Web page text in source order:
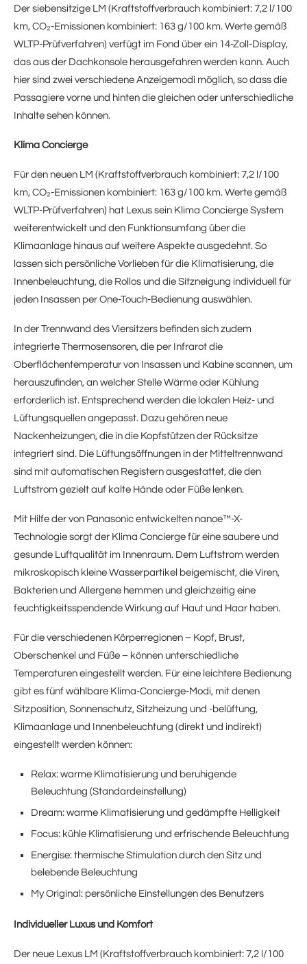
Der siebensitzige LM (Kraftstoffverbrauch kombiniert: 7,2 l/100
km, CO₂-Emissionen kombiniert: 163 g/100 km. Werte gemäß
WLTP-Prüfverfahren) verfügt im Fond über ein 14-Zoll-Display,
das aus der Dachkonsole herausgefahren werden kann. Auch
hier sind zwei verschiedene Anzeigemodi möglich, so dass die
Passagiere vorne und hinten die gleichen oder unterschiedliche
Inhalte sehen können.
Klima Concierge
Für den neuen LM (Kraftstoffverbrauch kombiniert: 7,2 l/100
km, CO₂-Emissionen kombiniert: 163 g/100 km. Werte gemäß
WLTP-Prüfverfahren) hat Lexus sein Klima Concierge System
weiterentwickelt und den Funktionsumfang über die
Klimaanlage hinaus auf weitere Aspekte ausgedehnt. So
lassen sich persönliche Vorlieben für die Klimatisierung, die
Innenbeleuchtung, die Rollos und die Sitzneigung individuell für
jeden Insassen per One-Touch-Bedienung auswählen.
In der Trennwand des Viersitzers befinden sich zudem
integrierte Thermosensoren, die per Infrarot die
Oberflächentemperatur von Insassen und Kabine scannen, um
herauszufinden, an welcher Stelle Wärme oder Kühlung
erforderlich ist. Entsprechend werden die lokalen Heiz- und
Lüftungsquellen angepasst. Dazu gehören neue
Nackenheizungen, die in die Kopfstützen der Rücksitze
integriert sind. Die Lüftungsöffnungen in der Mitteltrennwand
sind mit automatischen Registern ausgestattet, die den
Luftstrom gezielt auf kalte Hände oder Füße lenken.
Mit Hilfe der von Panasonic entwickelten nanoe™-X-
Technologie sorgt der Klima Concierge für eine saubere und
gesunde Luftqualität im Innenraum. Dem Luftstrom werden
mikroskopisch kleine Wasserpartikel beigemischt, die Viren,
Bakterien und Allergene hemmen und gleichzeitig eine
feuchtigkeitsspendende Wirkung auf Haut und Haar haben.
Für die verschiedenen Körperregionen – Kopf, Brust,
Oberschenkel und Füße – können unterschiedliche
Temperaturen eingestellt werden. Für eine leichtere Bedienung
gibt es fünf wählbare Klima-Concierge-Modi, mit denen
Sitzposition, Sonnenschutz, Sitzheizung und -belüftung,
Klimaanlage und Innenbeleuchtung (direkt und indirekt)
eingestellt werden können:
Relax: warme Klimatisierung und beruhigende
Beleuchtung (Standardeinstellung)
Dream: warme Klimatisierung und gedämpfte Helligkeit
Focus: kühle Klimatisierung und erfrischende Beleuchtung
Energise: thermische Stimulation durch den Sitz und
belebende Beleuchtung
My Original: persönliche Einstellungen des Benutzers
Individueller Luxus und Komfort
Der neue Lexus LM (Kraftstoffverbrauch kombiniert: 7,2 l/100